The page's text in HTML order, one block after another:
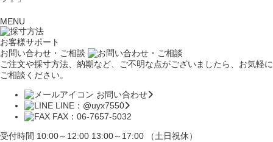
MENU
お客様サポート
お問い合わせ・ご相談
ご注文や採寸方法、納期など、ご不明な点がございましたら、お気軽に
ご相談ください。
お問い合わせ
LINE：@uyx7550
FAX：06-7657-5032
受付時間 10:00～12:00 13:00～17:00 （土日祝休）